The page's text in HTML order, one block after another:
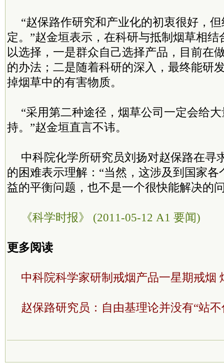
“赵保路作研究和产业化的初衷很好，
定。”赵金垣表示，在科研与抵制烟草相
以选择，一是群众自己选择产品，目前在
的办法；二是随着科研的深入，最终能研
掉烟草中的有害物质。
“采用第二种途径，烟草公司一定会给
持。”赵金垣直言不讳。
中科院化学所研究员刘扬对赵保路在寻
的困难表示理解：“当然，这涉及到国家
益的平衡问题，也不是一个很快能解决的
《科学时报》 (2011-05-12 A1 要闻)
更多阅读
中科院科学家研制戒烟产品一星期戒烟
赵保路研究员：自由基理论并没有“站不